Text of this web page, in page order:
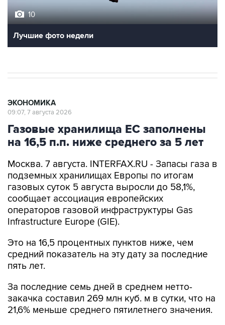
10
Лучшие фото недели
ЭКОНОМИКА
09:07, 7 августа 2026
Газовые хранилища ЕС заполнены
на 16,5 п.п. ниже среднего за 5 лет
Москва. 7 августа. INTERFAX.RU - Запасы газа в
подземных хранилищах Европы по итогам
газовых суток 5 августа выросли до 58,1%,
сообщает ассоциация европейских
операторов газовой инфраструктуры Gas
Infrastructure Europe (GIE).
Это на 16,5 процентных пунктов ниже, чем
средний показатель на эту дату за последние
пять лет.
За последние семь дней в среднем нетто-
закачка составил 269 млн куб. м в сутки, что на
21,6% меньше среднего пятилетнего значения.